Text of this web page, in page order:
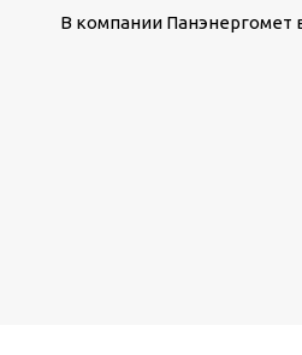
В компании